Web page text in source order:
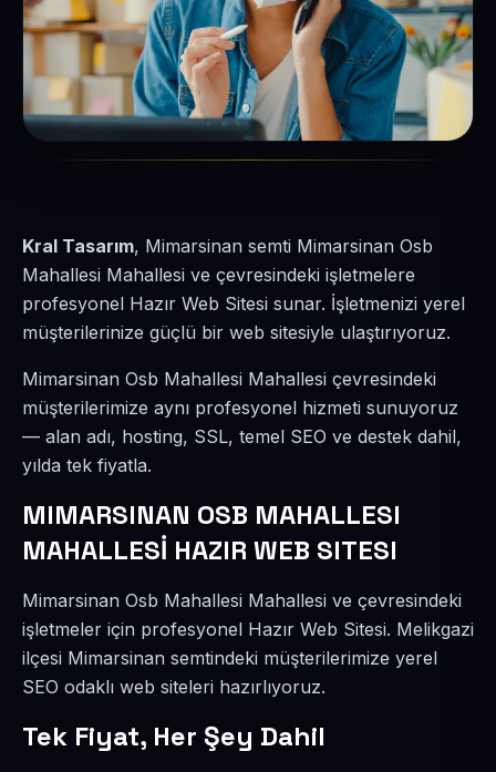
Kral Tasarım, Mimarsinan semti Mimarsinan Osb
Mahallesi Mahallesi ve çevresindeki işletmelere
profesyonel Hazır Web Sitesi sunar. İşletmenizi yerel
müşterilerinize güçlü bir web sitesiyle ulaştırıyoruz.
Mimarsinan Osb Mahallesi Mahallesi çevresindeki
müşterilerimize aynı profesyonel hizmeti sunuyoruz
— alan adı, hosting, SSL, temel SEO ve destek dahil,
yılda tek fiyatla.
MIMARSINAN OSB MAHALLESI
MAHALLESİ HAZIR WEB SITESI
Mimarsinan Osb Mahallesi Mahallesi ve çevresindeki
işletmeler için profesyonel Hazır Web Sitesi. Melikgazi
ilçesi Mimarsinan semtindeki müşterilerimize yerel
SEO odaklı web siteleri hazırlıyoruz.
Tek Fiyat, Her Şey Dahil